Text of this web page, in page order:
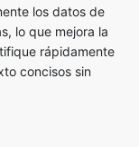
los datos de
lo que mejora la
rápidamente
concisos sin